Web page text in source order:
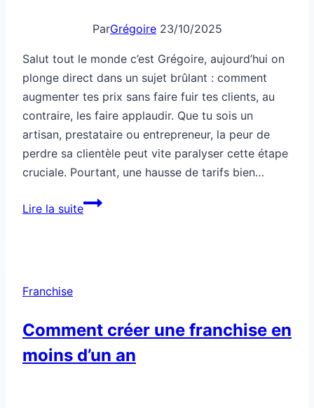
ParGrégoire 23/10/2025
Salut tout le monde c’est Grégoire, aujourd’hui on
plonge direct dans un sujet brûlant : comment
augmenter tes prix sans faire fuir tes clients, au
contraire, les faire applaudir. Que tu sois un
artisan, prestataire ou entrepreneur, la peur de
perdre sa clientèle peut vite paralyser cette étape
cruciale. Pourtant, une hausse de tarifs bien…
Lire la suiteComment
tes
clients
Franchise
Comment créer une franchise en
moins d’un an